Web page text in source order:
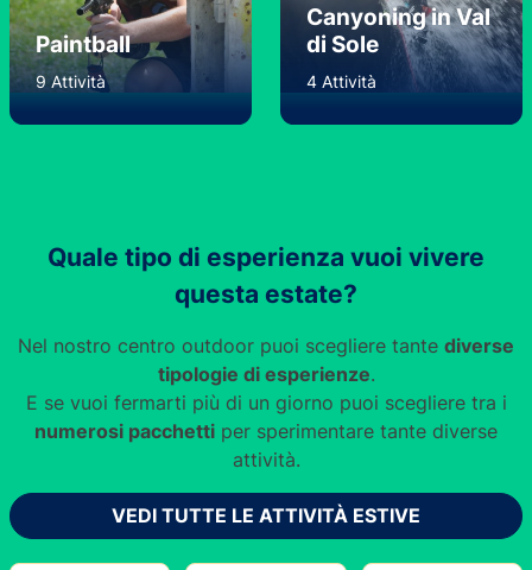
Paintball
9 Attività
Canyoning in Val
di Sole
4 Attività
Quale tipo di esperienza vuoi vivere
questa estate?
Nel nostro centro outdoor puoi scegliere tante diverse
tipologie di esperienze.
E se vuoi fermarti più di un giorno puoi scegliere tra i
numerosi pacchetti per sperimentare tante diverse
attività.
VEDI TUTTE LE ATTIVITÀ ESTIVE